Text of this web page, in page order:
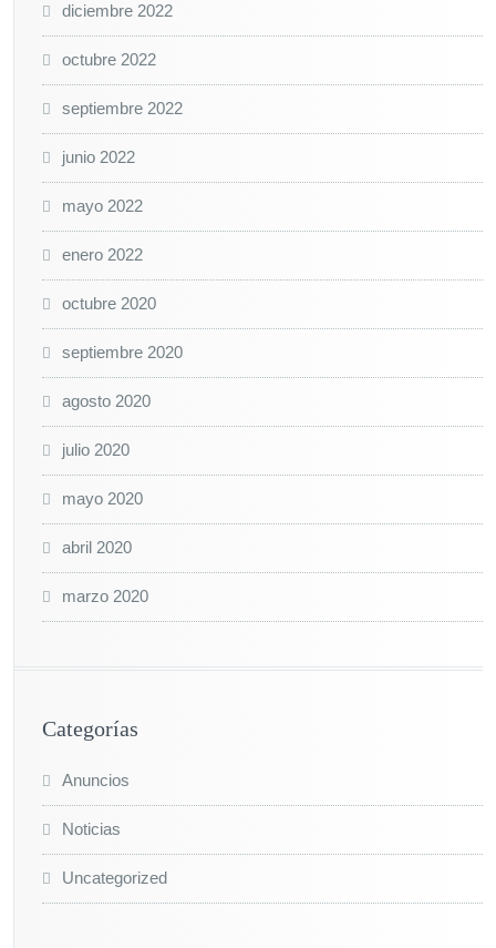
diciembre 2022
octubre 2022
septiembre 2022
junio 2022
mayo 2022
enero 2022
octubre 2020
septiembre 2020
agosto 2020
julio 2020
mayo 2020
abril 2020
marzo 2020
Categorías
Anuncios
Noticias
Uncategorized